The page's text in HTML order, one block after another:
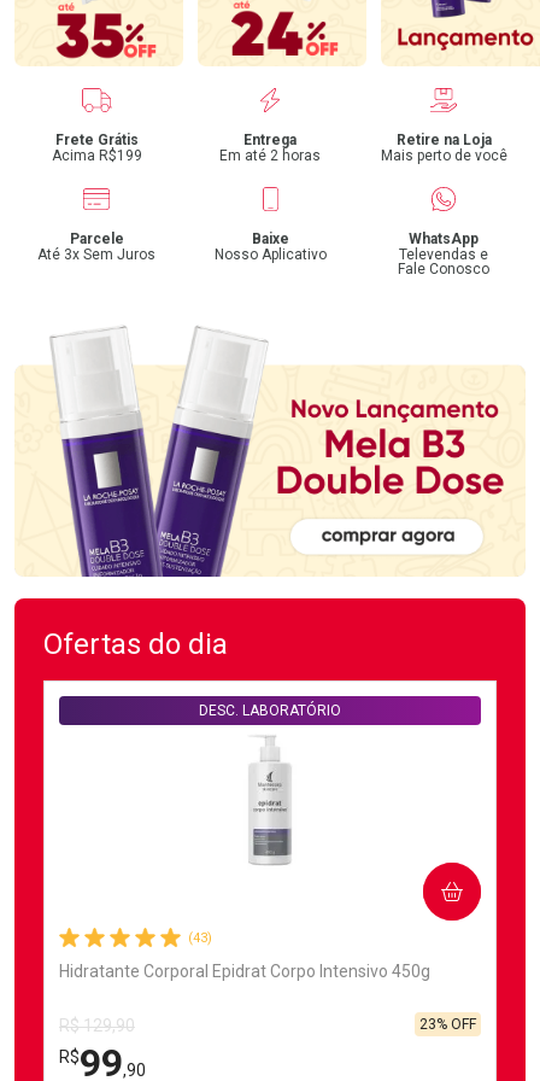
Benefícios
Frete Grátis
Acima R$199
Entrega
Em até 2 horas
Retire na Loja
Mais perto de você
Parcele
Até 3x Sem Juros
Baixe
Nosso Aplicativo
WhatsApp
Televendas e
Fale Conosco
Ofertas do dia
(43)
Hidratante Corporal Epidrat Corpo Intensivo 450g
DESC. LABORATÓRIO
R$ 129,90
R$99,90
23% OFF
COMPRAR